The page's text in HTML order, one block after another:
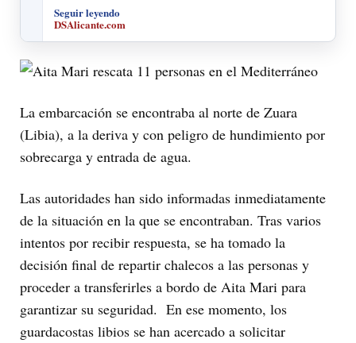
Seguir leyendo
DSAlicante.com
La embarcación se encontraba al norte de Zuara
(Libia), a la deriva y con peligro de hundimiento por
sobrecarga y entrada de agua.
Las autoridades han sido informadas inmediatamente
de la situación en la que se encontraban. Tras varios
intentos por recibir respuesta, se ha tomado la
decisión final de repartir chalecos a las personas y
proceder a transferirles a bordo de Aita Mari para
garantizar su seguridad. En ese momento, los
guardacostas libios se han acercado a solicitar